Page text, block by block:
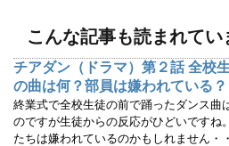
ィ
ン
ウ
で
開
き
ま
す
)
こんな記事も読まれてい
チアダン（ドラマ）第２話 全校
の曲は何？部員は嫌われている？
終業式で全校生徒の前で踊ったダンス曲
のですが生徒からの反応がひどいですね
たちは嫌われているのかもしれません・